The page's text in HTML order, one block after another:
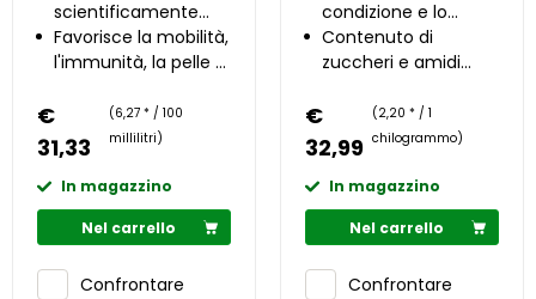
scientificamente
provato
Favorisce la mobilità,
l'immunità, la pelle e
€
31,33
(6,27 * / 100
millilitri)
In magazzino
Nel carrello
Confrontare
condizione e lo
sviluppo muscolare
Contenuto di
zuccheri e amidi
€
32,99
(2,20 * / 1
chilogrammo)
In magazzino
Nel carrello
Confrontare